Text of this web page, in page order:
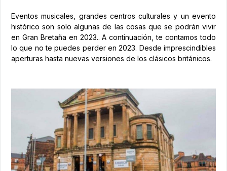
Eventos musicales, grandes centros culturales y un evento
histórico son solo algunas de las cosas que se podrán vivir
en Gran Bretaña en 2023.. A continuación, te contamos todo
lo que no te puedes perder en 2023. Desde imprescindibles
aperturas hasta nuevas versiones de los clásicos británicos.